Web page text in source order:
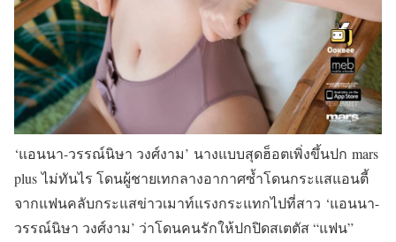
‘แอนนา-วรรณ์นิษา วงศ์งาม’ นางแบบสุดฮ็อตเพิ่งขึ้นปก mars
plus ไม่ทันไร โดนผู้ชายเทกลางอากาศซ้ำโดนกระแสแอนตี้
จากแฟนคลับกระแสข่าวเมาท์แรงกระแทกไปที่สาว ‘แอนนา-
วรรณ์นิษา วงศ์งาม’ ว่าโดนคนรักให้ปกปิดสเตตัส “แฟน”